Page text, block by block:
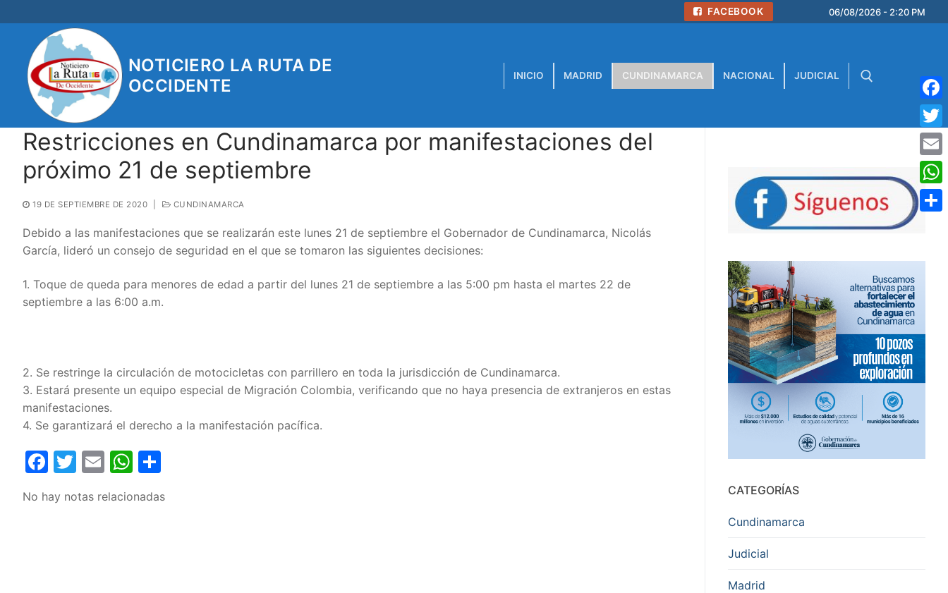
al
contenido
FACEBOOK 06/08/2026 - 2:20 PM
NOTICIERO LA RUTA DE
OCCIDENTE
INICIO MADRID CUNDINAMARCA NACIONAL JUDICIAL
Restricciones en Cundinamarca por manifestaciones del
próximo 21 de septiembre
19 DE SEPTIEMBRE DE 2020 CUNDINAMARCA
Debido a las manifestaciones que se realizarán este lunes 21 de septiembre el Gobernador de Cundinamarca, Nicolás
García, lideró un consejo de seguridad en el que se tomaron las siguientes decisiones:
1. Toque de queda para menores de edad a partir del lunes 21 de septiembre a las 5:00 pm hasta el martes 22 de
septiembre a las 6:00 a.m.
2. Se restringe la circulación de motocicletas con parrillero en toda la jurisdicción de Cundinamarca.
3. Estará presente un equipo especial de Migración Colombia, verificando que no haya presencia de extranjeros en estas
manifestaciones.
4. Se garantizará el derecho a la manifestación pacífica.
Facebook
Twitter
EmailWhatsApp
No hay notas relacionadas CATEGORÍAS
Cundinamarca
Judicial
Madrid
Email